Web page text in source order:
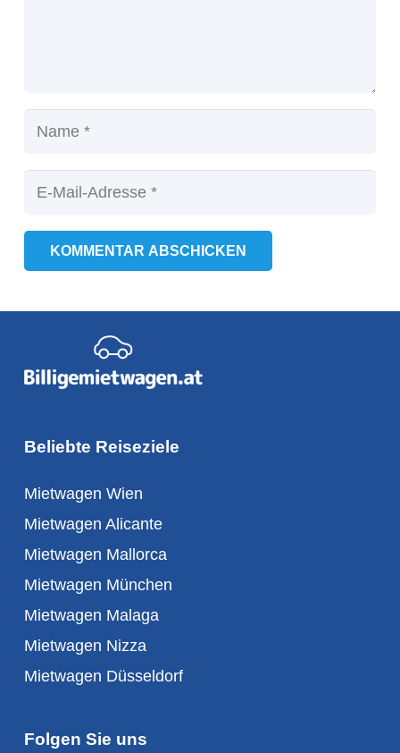
KOMMENTAR ABSCHICKEN
Beliebte Reiseziele
Mietwagen Wien
Mietwagen Alicante
Mietwagen Mallorca
Mietwagen München
Mietwagen Malaga
Mietwagen Nizza
Mietwagen Düsseldorf
Folgen Sie uns